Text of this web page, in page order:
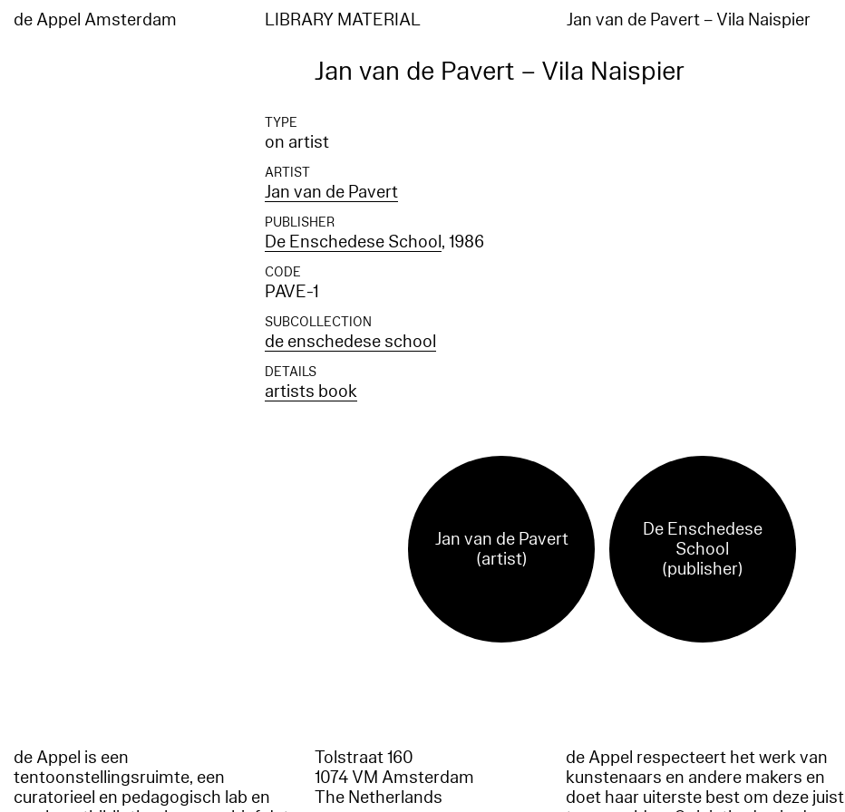
de Appel Amsterdam LIBRARY MATERIAL Jan van de Pavert – Vila Naispier
Jan van de Pavert – Vila Naispier
TYPE
on artist
ARTIST
Jan van de Pavert
PUBLISHER
De Enschedese School, 1986
CODE
PAVE-1
SUBCOLLECTION
de enschedese school
DETAILS
artists book
Jan van de Pavert
(artist)
De Enschedese
School
(publisher)
de Appel is een
tentoonstellingsruimte, een
curatorieel en pedagogisch lab en
Tolstraat 160
1074 VM Amsterdam
The Netherlands
de Appel respecteert het werk van
kunstenaars en andere makers en
doet haar uiterste best om deze juist